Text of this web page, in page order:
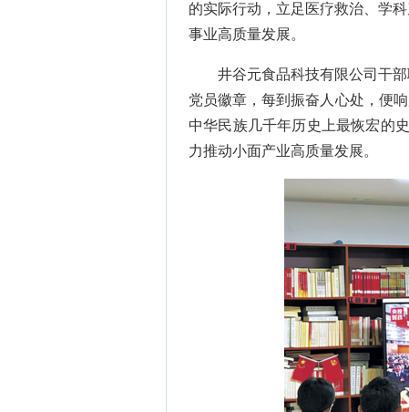
的实际行动，立足医疗救治、学
事业高质量发展。
井谷元食品科技有限公司干
党员徽章，每到振奋人心处，便
中华民族几千年历史上最恢宏的
力推动小面产业高质量发展。